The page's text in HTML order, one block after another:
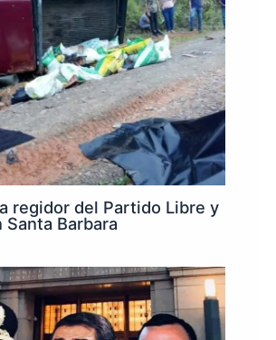
regidor del Partido Libre y
Santa Barbara